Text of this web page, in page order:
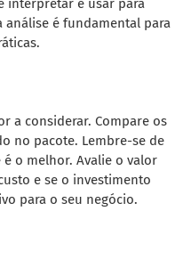
é fundamental para
a considerar. Compare os
no pacote. Lembre-se de
o melhor. Avalie o valor
e se o investimento
para o seu negócio.